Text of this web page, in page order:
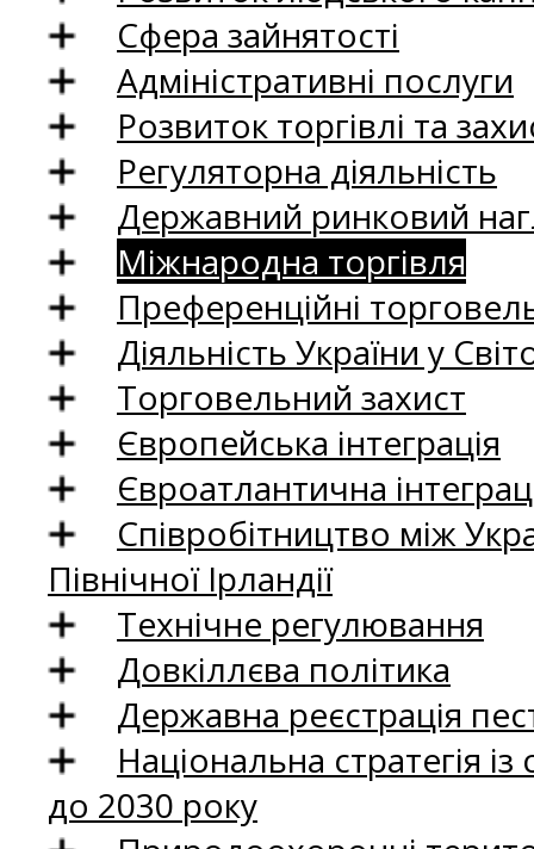
Сфера зайнятості
Адміністративні послуги
Розвиток торгівлі та
Регуляторна діяльність
Державний ринковий
Міжнародна торгівля
Преференційні
Діяльність України у
Торговельний захист
Європейська інтеграція
Євроатлантична
Співробітництво між
Північної Ірландії
Технічне регулювання
Довкіллєва політика
Державна реєстрація
Національна стратегія
до 2030 року